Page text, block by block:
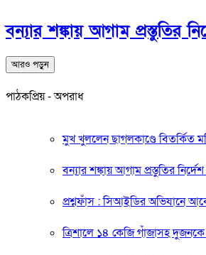
বন্যার শঙ্কায় আগাম প্রস্তুতির
আরও পড়ুন
পাঠকপ্রিয় - অপরাধ
মুখ খুললেন ছাগলকাণ্ডে বিতর্কিত
বন্যার শঙ্কায় আগাম প্রস্তুতির নির্দেশ
প্রশ্নফাঁস : সিআইডির অভিযানে
ত্রিশালে ১৪ কেজি গাঁজাসহ দুজনকে